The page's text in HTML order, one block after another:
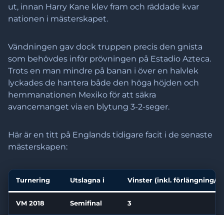
ut, innan Harry Kane klev fram och räddade kvar
nationen i mästerskapet.
Vändningen gav dock truppen precis den gnista
som behövdes inför prövningen på Estadio Azteca.
Trots en man mindre på banan i över en halvlek
lyckades de hantera både den höga höjden och
hemmanationen Mexiko för att säkra
avancemanget via en blytung 3-2-seger.
Här är en titt på Englands tidigare facit i de senaste
mästerskapen:
Turnering Utslagna i Vinster (inkl. förlängning/
VM 2018 Semifinal 3